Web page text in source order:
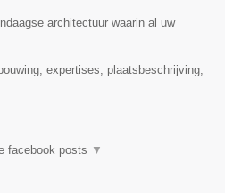
architectuur waarin al uw
expertises, plaatsbeschrijving,
facebook posts ▼